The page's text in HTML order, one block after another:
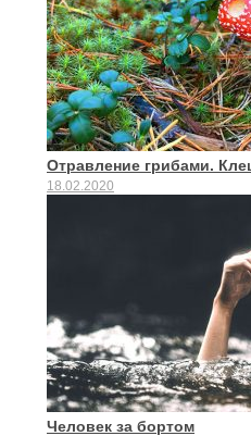
Отравление грибами.
18.02.2020
Человек за бортом